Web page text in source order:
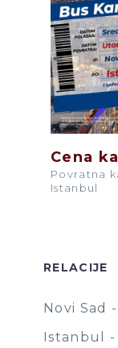
Cena
Povratna
Istanbul
RELACIJE
Novi Sad
Istanbul -